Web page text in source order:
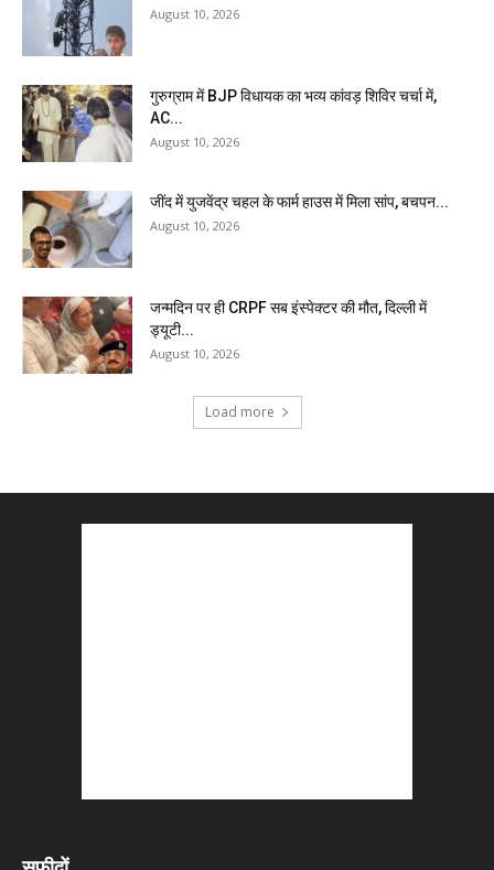
August 10, 2026
गुरुग्राम में BJP विधायक का भव्य कांवड़ शिविर चर्चा में,
AC...
August 10, 2026
जींद में युजवेंद्र चहल के फार्म हाउस में मिला सांप, बचपन...
August 10, 2026
जन्मदिन पर ही CRPF सब इंस्पेक्टर की मौत, दिल्ली में
ड्यूटी...
August 10, 2026
Load more